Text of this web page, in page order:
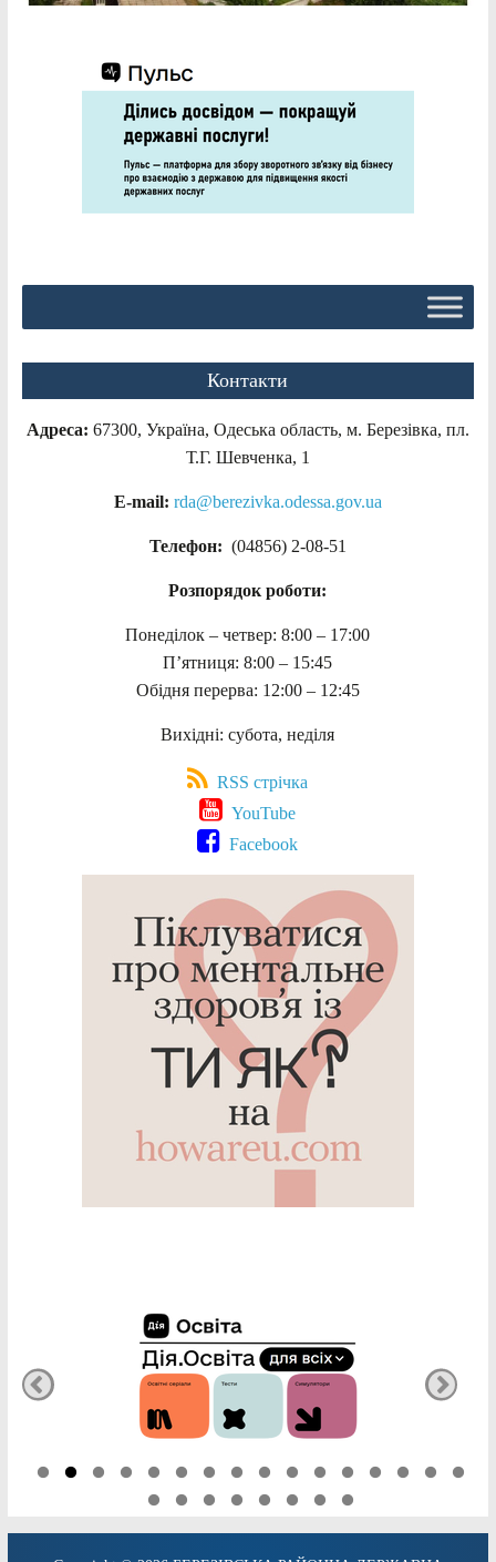
Контакти
Адреса: 67300, Україна, Одеська область, м. Березівка, пл.
Т.Г. Шевченка, 1
E-mail: rda@berezivka.odessa.gov.ua
Телефон: (04856) 2-08-51
Розпорядок роботи:
Понеділок – четвер: 8:00 – 17:00
П’ятниця: 8:00 – 15:45
Обідня перерва: 12:00 – 12:45
Вихідні: субота, неділя
RSS стрічка
YouTube
Facebook